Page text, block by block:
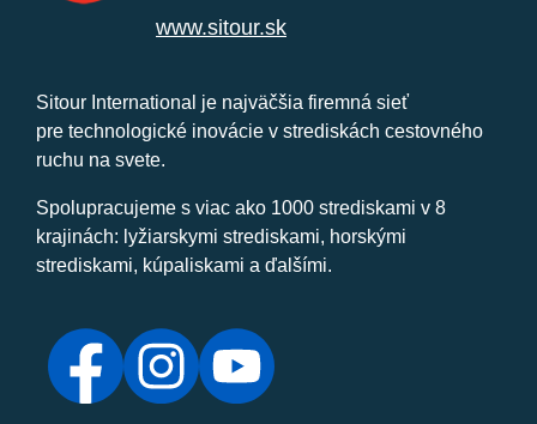
www.sitour.sk
Sitour International je najväčšia firemná sieť
pre technologické inovácie v strediskách cestovného
ruchu na svete.
Spolupracujeme s viac ako 1000 strediskami v 8
krajinách: lyžiarskymi strediskami, horskými
strediskami, kúpaliskami a ďalšími.